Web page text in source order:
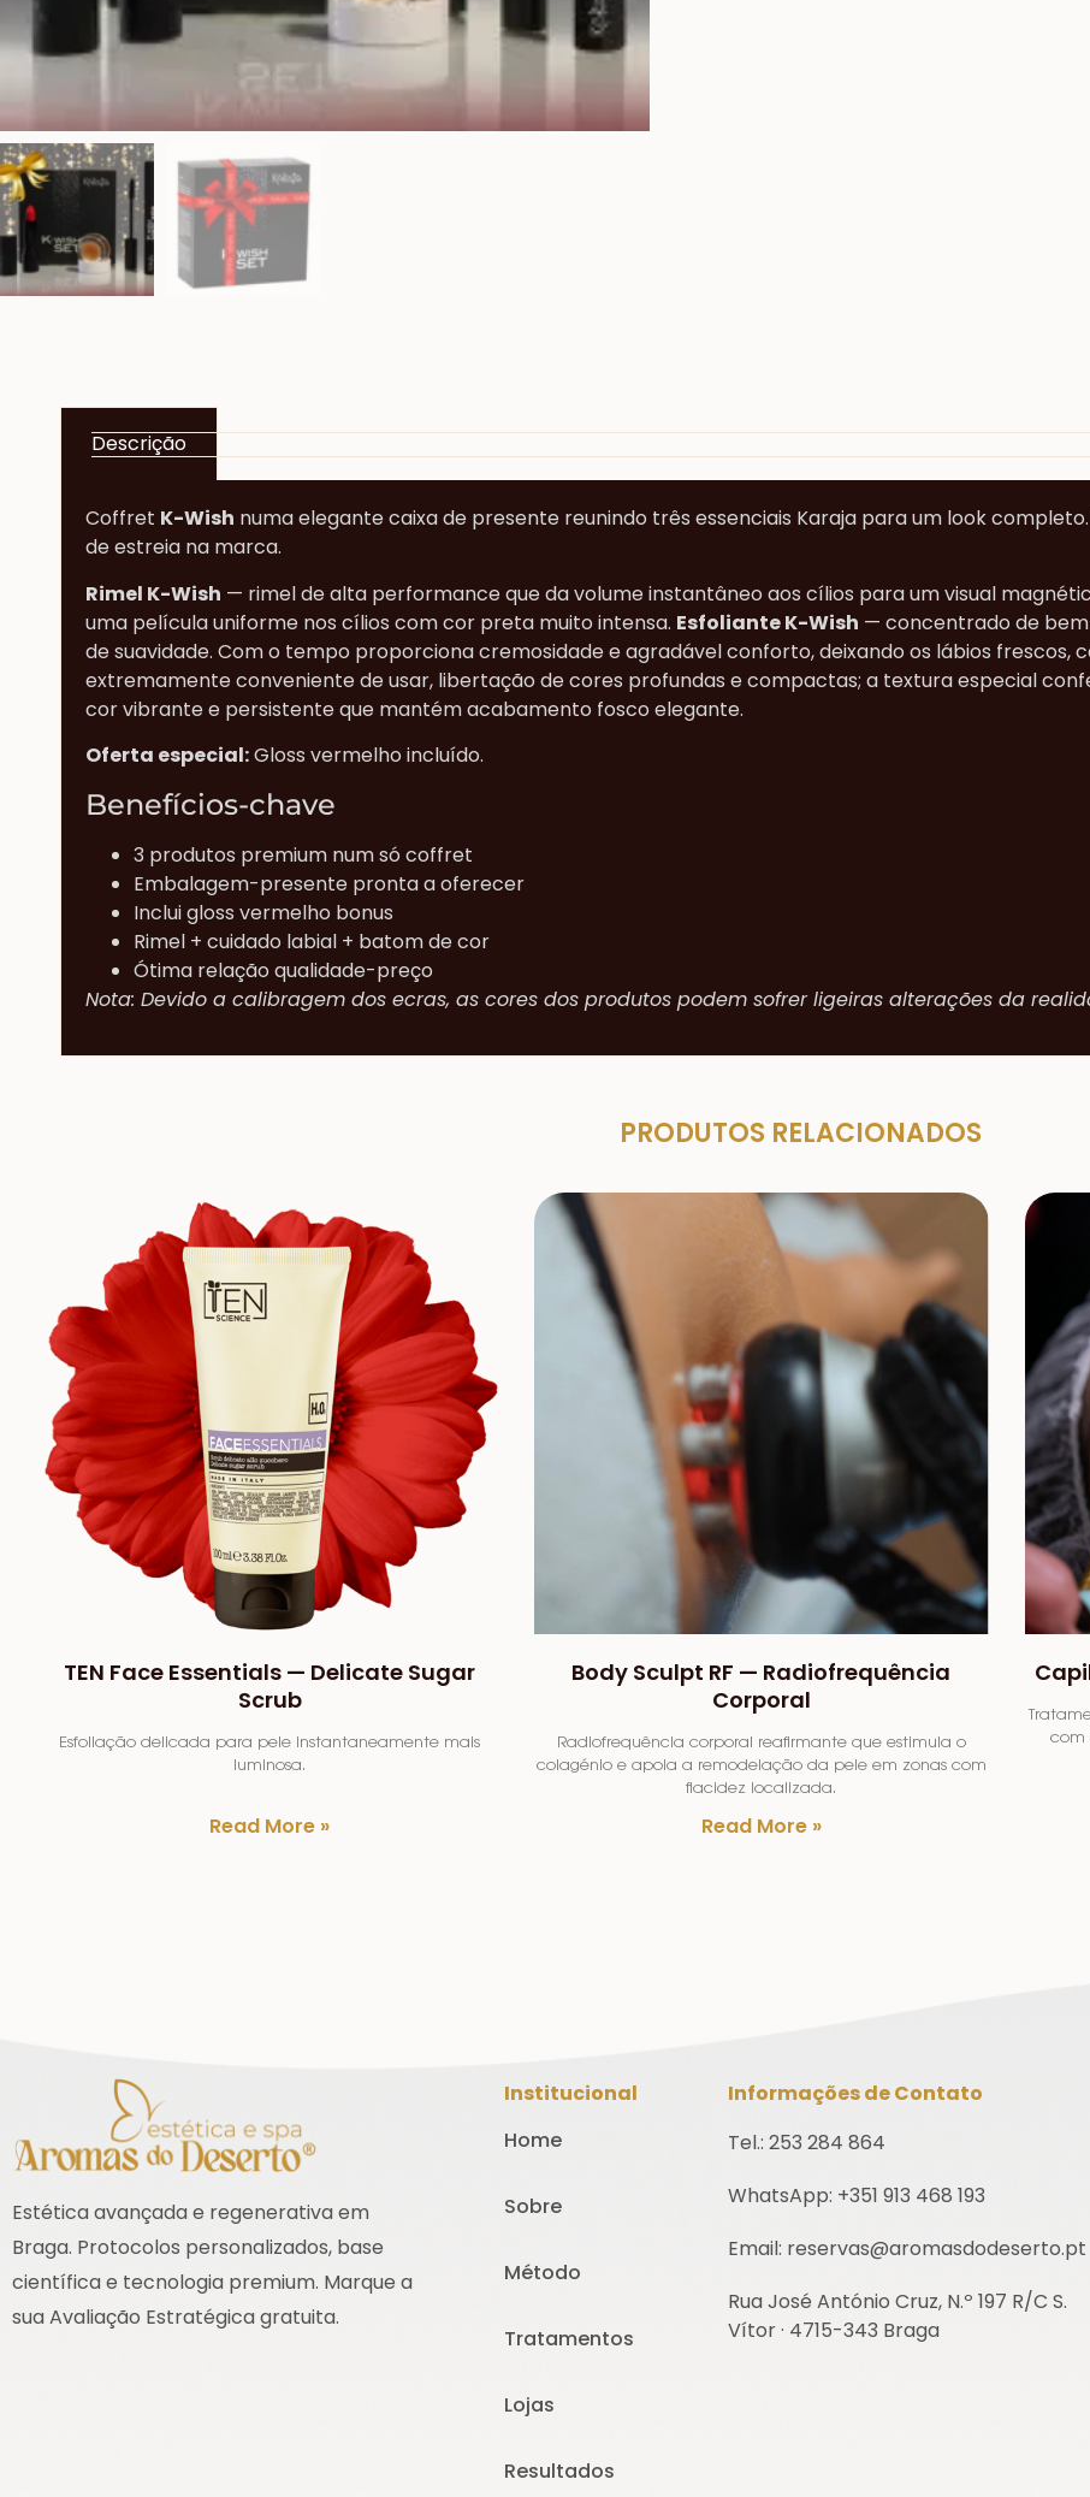
Descrição
Coffret K-Wish numa elegante caixa de presente reunindo três essenciais Karaja para um look
de estreia na marca.
Rimel K-Wish — rimel de alta performance que da volume instantâneo aos cílios para um visual
uma película uniforme nos cílios com cor preta muito intensa. Esfoliante K-Wish — concentrado de
de suavidade. Com o tempo proporciona cremosidade e agradável conforto, deixando os lábios frescos,
extremamente conveniente de usar, libertação de cores profundas e compactas; a textura especial
cor vibrante e persistente que mantém acabamento fosco elegante.
Oferta especial:Gloss vermelho incluído.
Benefícios-chave
3 produtos premium num só coffret
Embalagem-presente pronta a oferecer
Inclui gloss vermelho bonus
Rimel + cuidado labial + batom de cor
Ótima relação qualidade-preço
Nota: Devido a calibragem dos ecras, as cores dos produtos podem sofrer ligeiras alterações da
PRODUTOS RELACIONADOS
TEN Face Essentials — Delicate Sugar
Scrub
Esfoliação delicada para pele instantaneamente mais
luminosa.
Read More »
Body Sculpt RF — Radiofrequência
Corporal
Radiofrequência corporal reafirmante que estimula o
colagénio e apoia a remodelação da pele em zonas com
flacidez localizada.
Read More »
com
Estética avançada e regenerativa em
Braga. Protocolos personalizados, base
científica e tecnologia premium. Marque a
sua Avaliação Estratégica gratuita.
Institucional
Home
Sobre
Método
Tratamentos
Lojas
Resultados
Informações de Contato
Tel.: 253 284 864
WhatsApp: +351 913 468 193
Email: reservas@aromasdodeserto.pt
Rua José António Cruz, N.º 197 R/C S.
Vítor · 4715-343 Braga